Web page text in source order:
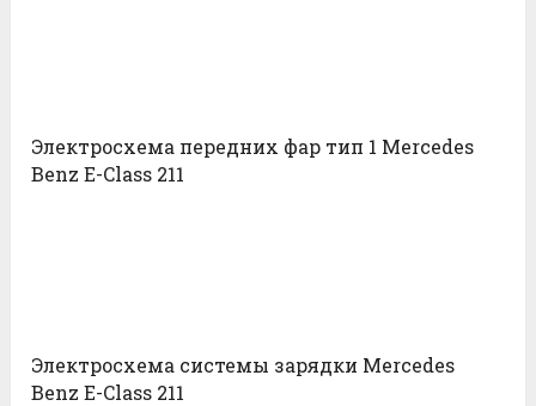
Электросхема передних фар тип 1 Mercedes
Benz E-Class 211
Электросхема системы зарядки Mercedes
Benz E-Class 211